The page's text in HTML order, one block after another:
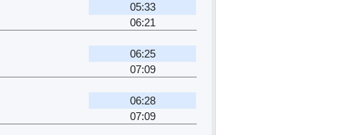
05:33
06:21
06:25
07:09
06:28
07:09